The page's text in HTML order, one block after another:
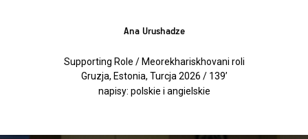
Ana Urushadze
Supporting Role / Meorekhariskhovani roli
Gruzja, Estonia, Turcja 2026 / 139’
napisy: polskie i angielskie